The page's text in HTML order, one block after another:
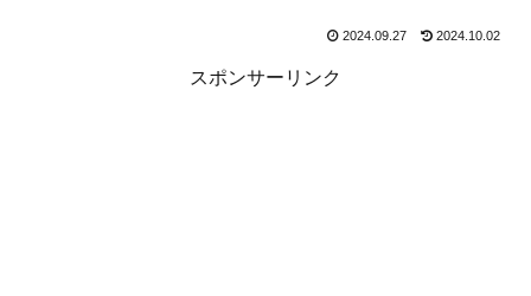
2024.09.27 2024.10.02
スポンサーリンク